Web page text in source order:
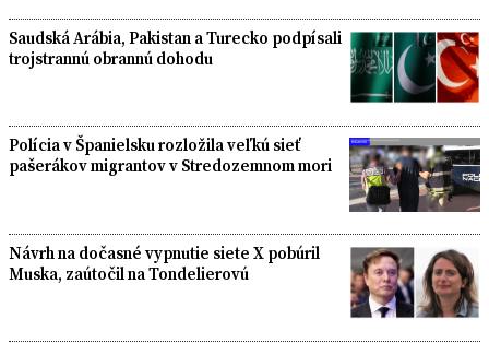
Saudská Arábia, Pakistan a Turecko podpísali
trojstrannú obrannú dohodu
Polícia v Španielsku rozložila veľkú sieť
pašerákov migrantov v Stredozemnom mori
Návrh na dočasné vypnutie siete X pobúril
Muska, zaútočil na Tondelierovú